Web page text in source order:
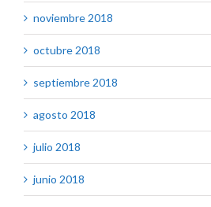
noviembre 2018
octubre 2018
septiembre 2018
agosto 2018
julio 2018
junio 2018